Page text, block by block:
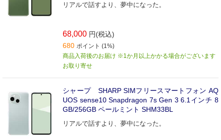
リアルで話すより、夢中になった。
68,000 円(税込)
680 ポイント (1%)
商品入荷後のお届け ※1か月以上かかる場合がございます
お取り寄せ
シャープ SHARP SIMフリースマートフォン AQ
UOS sense10 Snapdragon 7s Gen 3 6.1インチ 8
GB/256GB ペールミント SHM33BL
リアルで話すより、夢中になった。